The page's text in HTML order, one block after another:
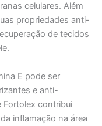
celulares. Além
propriedades anti-
de tecidos
E pode ser
e anti-
Fortolex contribui
inflamação na área